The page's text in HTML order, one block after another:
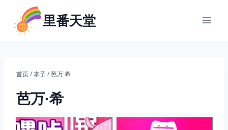
里番天堂
首页/本子/芭万·希
芭万·希